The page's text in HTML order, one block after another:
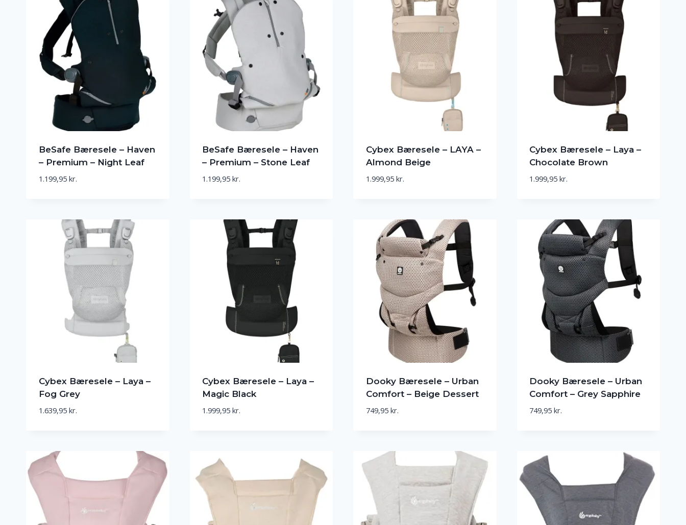
BeSafe Bæresele – Haven
– Premium – Night Leaf
1.199,95 kr.
BeSafe Bæresele – Haven
– Premium – Stone Leaf
1.199,95 kr.
Cybex Bæresele – LAYA –
Almond Beige
1.999,95 kr.
Cybex Bæresele – Laya –
Chocolate Brown
1.999,95 kr.
Cybex Bæresele – Laya –
Fog Grey
1.639,95 kr.
Cybex Bæresele – Laya –
Magic Black
1.999,95 kr.
Dooky Bæresele – Urban
Comfort – Beige Dessert
749,95 kr.
Dooky Bæresele – Urban
Comfort – Grey Sapphire
749,95 kr.